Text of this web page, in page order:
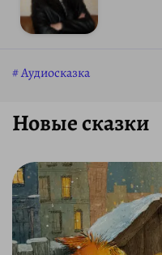
Аудиосказка
Новые сказки